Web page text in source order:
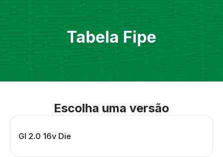
Tabela Fipe
Escolha uma versão
Gl 2.0 16v Die